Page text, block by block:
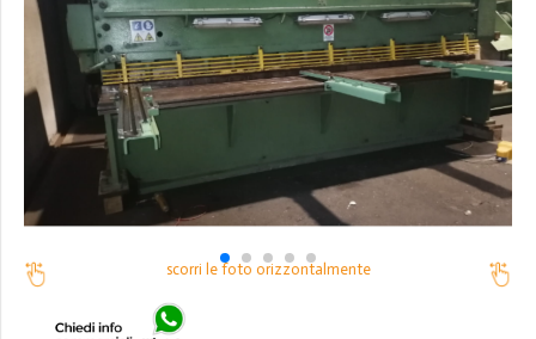
scorri le foto orizzontalmente